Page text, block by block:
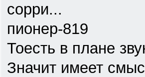
сорри...
пионер-819
Тоесть в плане
Значит имеет